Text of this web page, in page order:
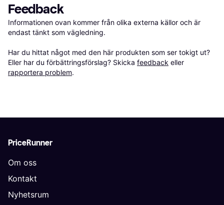
Feedback
Informationen ovan kommer från olika externa källor och är
endast tänkt som vägledning.
Har du hittat något med den här produkten som ser tokigt ut?
Eller har du förbättringsförslag? Skicka feedback eller
rapportera problem.
PriceRunner
Om oss
Kontakt
Nyhetsrum